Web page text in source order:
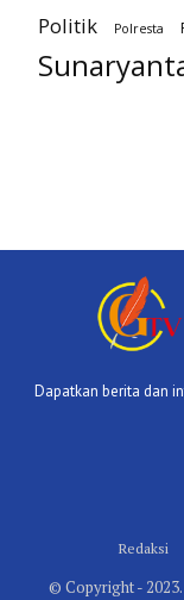
Politik
Polresta
Dapatkan berita dan
Redaksi
© Copyright -